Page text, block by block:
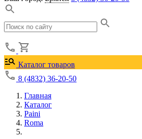
Каталог товаров
8 (4832) 36-20-50
Главная
Каталог
Paini
Roma